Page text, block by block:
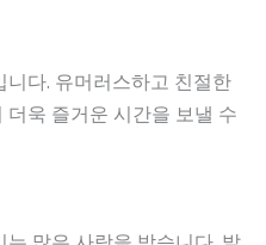
다. 유머러스하고 친절한
욱 즐거운 시간을 보낼 수